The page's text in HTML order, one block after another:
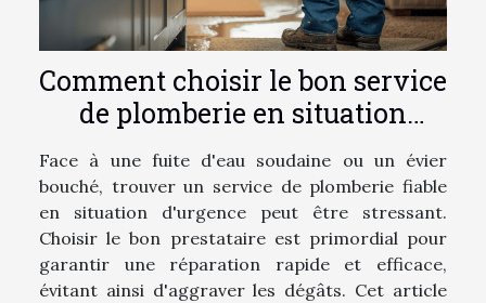
Comment choisir le bon service
de plomberie en situation
d'urgence
Face à une fuite d'eau soudaine ou un évier
bouché, trouver un service de plomberie fiable
en situation d'urgence peut être stressant.
Choisir le bon prestataire est primordial pour
garantir une réparation rapide et efficace,
évitant ainsi d'aggraver les dégâts. Cet article